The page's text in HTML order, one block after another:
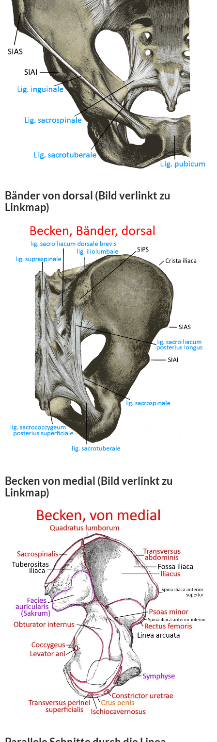
Bänder vondorsal (Bild verlinkt zu
Linkmap)
Becken von medial (Bild verlinkt zu
Linkmap)